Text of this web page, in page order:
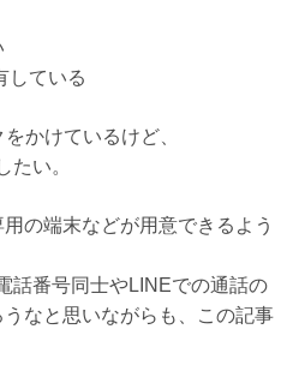
している
かけているけど、
たい。
の端末などが用意できるよう
話番号同士やLINEでの通話の
なと思いながらも、この記事